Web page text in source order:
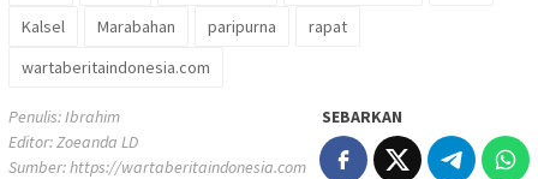
Kalsel
Marabahan paripurna
rapat
wartaberitaindonesia.com
Penulis: Ibrahim
Editor: Zoeanda LD
Sumber:https://wartaberitaindonesia.com
SEBARKAN